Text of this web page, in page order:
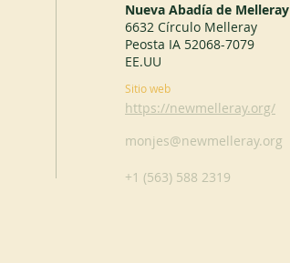
Nueva Abadía de Melleray
6632 Círculo Melleray
Peosta IA 52068-7079
EE.UU
Sitio web
https://newmelleray.org/
monjes@newmelleray.org
+1 (563) 588 2319